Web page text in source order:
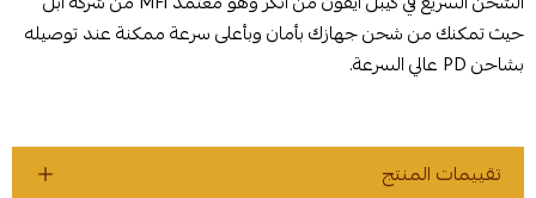
حيث تمكنك من شحن جهازك بأمان وبأعلى سرعة ممكنة عند توصيله
بشاحن PD عالي السرعة.
تقييمات المنتج